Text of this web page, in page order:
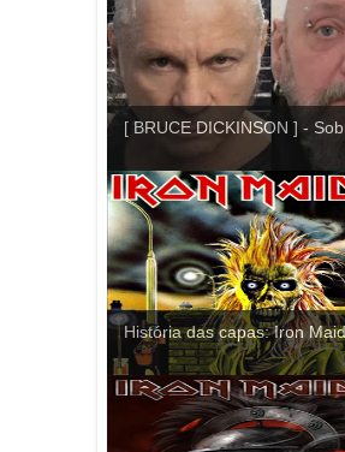
[ BRUCE DICKINSON ] -
História das capas: Iron